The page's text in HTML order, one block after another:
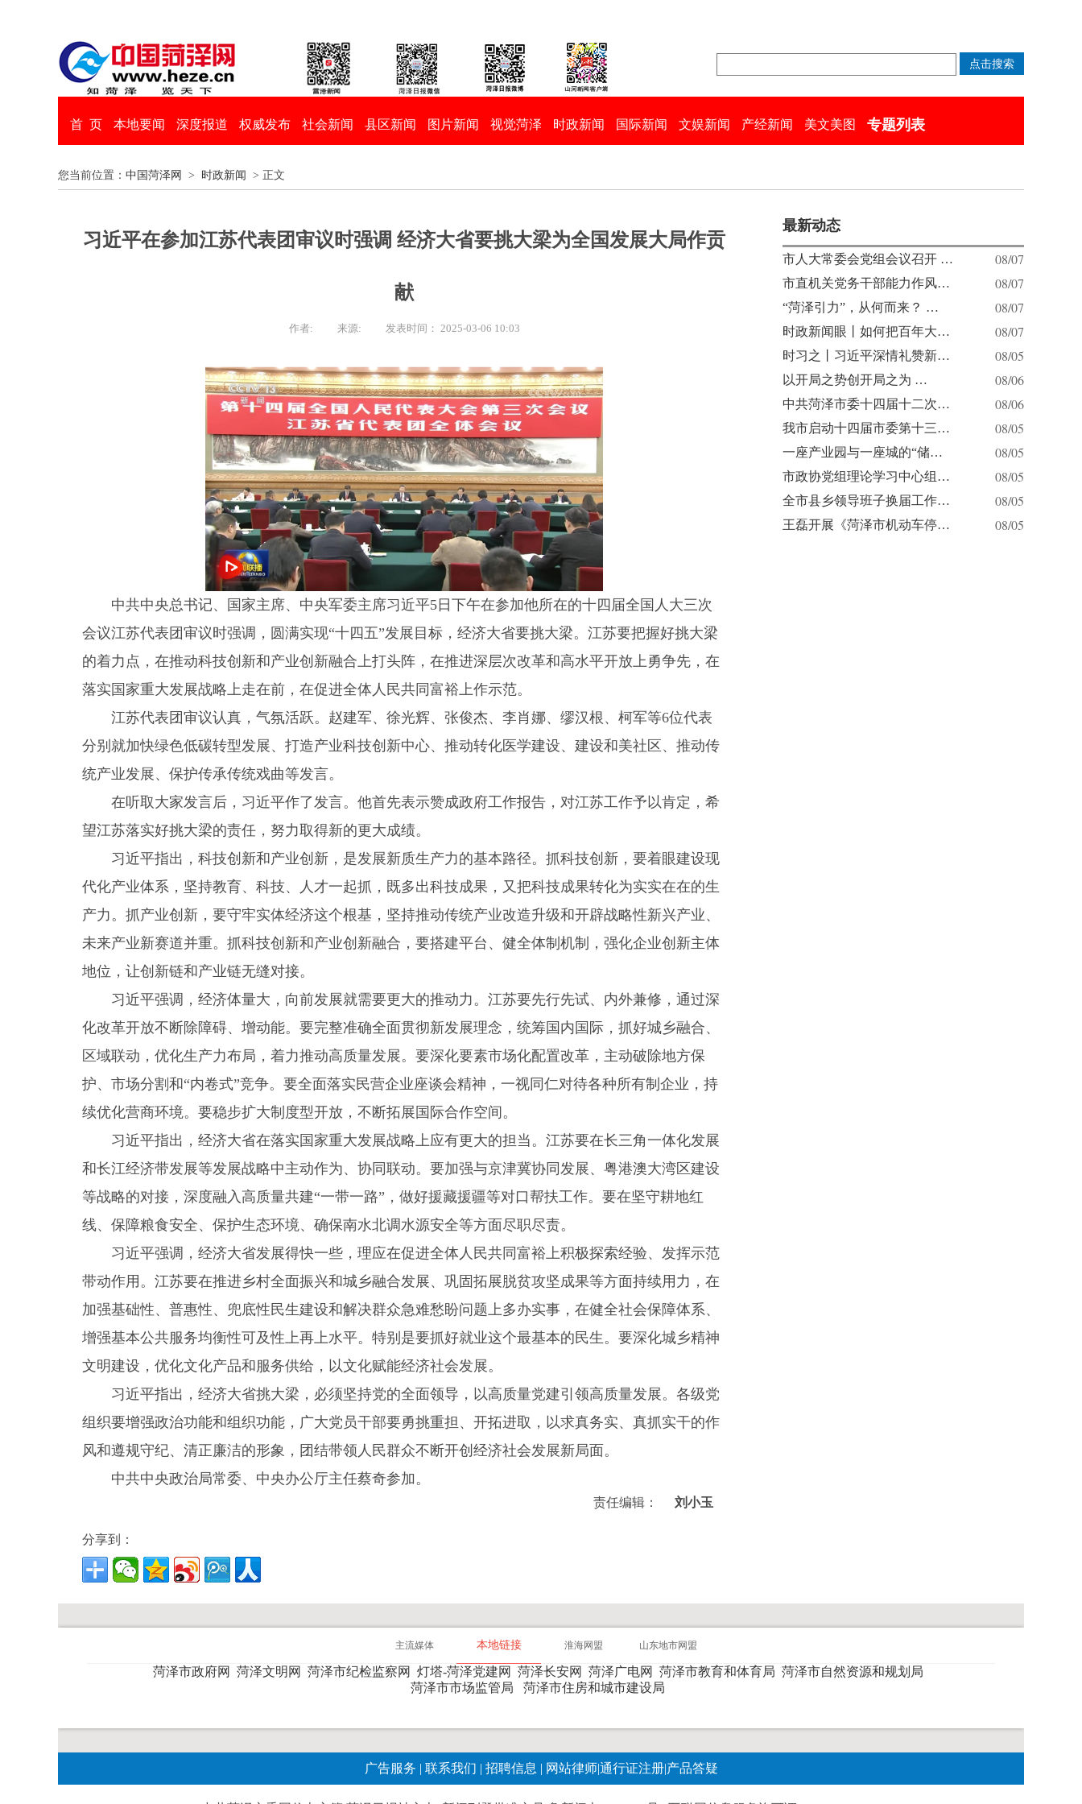
首 页 本地要闻 深度报道 权威发布 社会新闻 县区新闻 图片新闻 视觉菏泽 时政新闻 国际新闻 文娱新闻 产经新闻 美文美图 专题列表
您当前位置： 中国菏泽网 > 时政新闻 > 正文
习近平在参加江苏代表团审议时强调 经济大省要挑大梁为全国发展大局作贡
献
作者: 来源: 发表时间： 2025-03-06 10:03
中共中央总书记、国家主席、中央军委主席习近平5日下午在参加他所在的十四届全国人大三次
会议江苏代表团审议时强调，圆满实现“十四五”发展目标，经济大省要挑大梁。江苏要把握好挑大梁
的着力点，在推动科技创新和产业创新融合上打头阵，在推进深层次改革和高水平开放上勇争先，在
落实国家重大发展战略上走在前，在促进全体人民共同富裕上作示范。
江苏代表团审议认真，气氛活跃。赵建军、徐光辉、张俊杰、李肖娜、缪汉根、柯军等6位代表
分别就加快绿色低碳转型发展、打造产业科技创新中心、推动转化医学建设、建设和美社区、推动传
统产业发展、保护传承传统戏曲等发言。
在听取大家发言后，习近平作了发言。他首先表示赞成政府工作报告，对江苏工作予以肯定，希
望江苏落实好挑大梁的责任，努力取得新的更大成绩。
习近平指出，科技创新和产业创新，是发展新质生产力的基本路径。抓科技创新，要着眼建设现
代化产业体系，坚持教育、科技、人才一起抓，既多出科技成果，又把科技成果转化为实实在在的生
产力。抓产业创新，要守牢实体经济这个根基，坚持推动传统产业改造升级和开辟战略性新兴产业、
未来产业新赛道并重。抓科技创新和产业创新融合，要搭建平台、健全体制机制，强化企业创新主体
地位，让创新链和产业链无缝对接。
习近平强调，经济体量大，向前发展就需要更大的推动力。江苏要先行先试、内外兼修，通过深
化改革开放不断除障碍、增动能。要完整准确全面贯彻新发展理念，统筹国内国际，抓好城乡融合、
区域联动，优化生产力布局，着力推动高质量发展。要深化要素市场化配置改革，主动破除地方保
护、市场分割和“内卷式”竞争。要全面落实民营企业座谈会精神，一视同仁对待各种所有制企业，持
续优化营商环境。要稳步扩大制度型开放，不断拓展国际合作空间。
习近平指出，经济大省在落实国家重大发展战略上应有更大的担当。江苏要在长三角一体化发展
和长江经济带发展等发展战略中主动作为、协同联动。要加强与京津冀协同发展、粤港澳大湾区建设
等战略的对接，深度融入高质量共建“一带一路”，做好援藏援疆等对口帮扶工作。要在坚守耕地红
线、保障粮食安全、保护生态环境、确保南水北调水源安全等方面尽职尽责。
习近平强调，经济大省发展得快一些，理应在促进全体人民共同富裕上积极探索经验、发挥示范
带动作用。江苏要在推进乡村全面振兴和城乡融合发展、巩固拓展脱贫攻坚成果等方面持续用力，在
加强基础性、普惠性、兜底性民生建设和解决群众急难愁盼问题上多办实事，在健全社会保障体系、
增强基本公共服务均衡性可及性上再上水平。特别是要抓好就业这个最基本的民生。要深化城乡精神
文明建设，优化文化产品和服务供给，以文化赋能经济社会发展。
习近平指出，经济大省挑大梁，必须坚持党的全面领导，以高质量党建引领高质量发展。各级党
组织要增强政治功能和组织功能，广大党员干部要勇挑重担、开拓进取，以求真务实、真抓实干的作
风和遵规守纪、清正廉洁的形象，团结带领人民群众不断开创经济社会发展新局面。
中共中央政治局常委、中央办公厅主任蔡奇参加。
责任编辑： 刘小玉
分享到：
最新动态
市人大常委会党组会议召开 … 08/07
市直机关党务干部能力作风… 08/07
“菏泽引力”，从何而来？ … 08/07
时政新闻眼丨如何把百年大… 08/07
时习之丨习近平深情礼赞新… 08/05
以开局之势创开局之为 … 08/06
中共菏泽市委十四届十二次… 08/06
我市启动十四届市委第十三… 08/05
一座产业园与一座城的“储… 08/05
市政协党组理论学习中心组… 08/05
全市县乡领导班子换届工作… 08/05
王磊开展《菏泽市机动车停… 08/05
主流媒体 本地链接 淮海网盟 山东地市网盟
菏泽市政府网 菏泽文明网 菏泽市纪检监察网 灯塔-菏泽党建网 菏泽长安网 菏泽广电网 菏泽市教育和体育局 菏泽市自然资源和规划局
菏泽市市场监管局
菏泽市住房和城市建设局
广告服务 | 联系我们 | 招聘信息 | 网站律师|通行证注册|产品答疑